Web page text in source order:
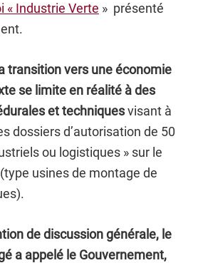
« Industrie Verte » présenté
transition vers une économie
se limite en réalité à des
et techniquesvisant à
dossiers d’autorisation de 50
ou logistiques » sur le
usines de montage de
de discussion générale, le
a appelé le Gouvernement,